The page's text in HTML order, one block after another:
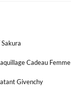
Cadeau Femme
Givenchy